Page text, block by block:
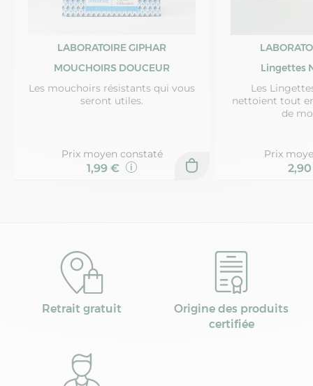
LABORATOIRE GIPHAR
MOUCHOIRS DOUCEUR
Les mouchoirs résistants qui vous
seront utiles.
Prix moyen constaté
1,99 €
Lingettes
Les
nettoient tout
de
Prix
Retrait gratuit
Origine des produits
certifiée